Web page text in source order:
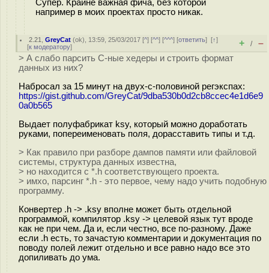
Супер. Крайне важная фича, без которой
например в моих проектах просто никак.
2.21 ,GreyCat (ok), 13:59, 25/03/2017 [^] [^^] [^^^] [ответить][↑]
[к модератору] + / –
> А слабо парсить C-ные хедеры и строить формат
данных из них?
Набросал за 15 минут на двух-с-половиной регэкспах:
https://gist.github.com/GreyCat/9dba530b0d2cb8ccec4e1d6e9
0a0b565
Выдает полуфабрикат ksy, который можно доработать
руками, попереименовать поля, дорасставить типы и т.д.
> Как правило при разборе дампов памяти или файловой
системы, структура данных известна,
> но находится с *.h соответствующего проекта.
> имхо, парсинг *.h - это первое, чему надо учить подобную
программу.
Конвертер .h -> .ksy вполне может быть отдельной
программой, компилятор .ksy -> целевой язык тут вроде
как не при чем. Да и, если честно, все по-разному. Даже
если .h есть, то зачастую комментарии и документация по
поводу полей лежит отдельно и все равно надо все это
допиливать до ума.